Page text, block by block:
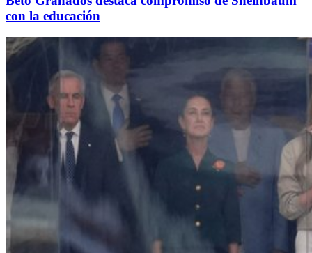
con la educación